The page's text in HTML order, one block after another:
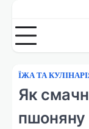
вмісту
ЇЖА ТА
Як
пшоняну